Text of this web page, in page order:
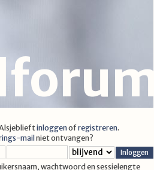
inloggenofregistreren.
mail niet ontvangen?
wachtwoord en sessielengte